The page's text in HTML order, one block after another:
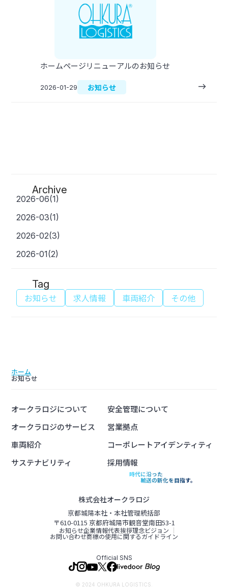
リクルートサイトはこちら
ホームページリニューアルのお知らせ
2026-01-29 お知らせ east
Archive
2026-06(1)
2026-03(1)
2026-02(3)
2026-01(2)
Tag
お知らせ
求人情報 車両紹介 その他
ホーム
お知らせ
オークラロジについて
オークラロジのサービス
車両紹介
サステナビリティ
安全管理について
営業拠点
コーポレートアイデンティティ
採用情報
時代に沿った
輸送の新化を目指す。
お知らせ企業情報代表挨拶理念ビジョン
お問い合わせ商標の使用に関するガイドライン
Official SNS
© 2024 OHKURA LOGISTICS.
株式会社オークラロジ
京都城陽本社・本社管理統括部
〒610-0115 京都府城陽市観音堂南田53-1